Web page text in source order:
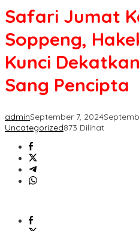
Syukur
Kepada
Safari Jumat
Soppeng,
Kunci
Sang Pencipta
adminSeptember 7, 2024
Uncategorized873 Dilihat